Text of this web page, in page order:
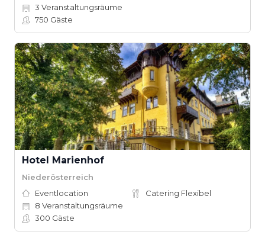
3 Veranstaltungsräume
750 Gäste
Hotel Marienhof
Niederösterreich
Eventlocation
Catering Flexibel
8 Veranstaltungsräume
300 Gäste